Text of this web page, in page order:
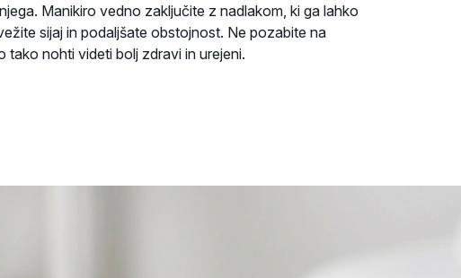
Manikiro vedno zaključite z nadlakom, ki ga lahko
sijaj in podaljšate obstojnost. Ne pozabite na
nohti videti bolj zdravi in urejeni.